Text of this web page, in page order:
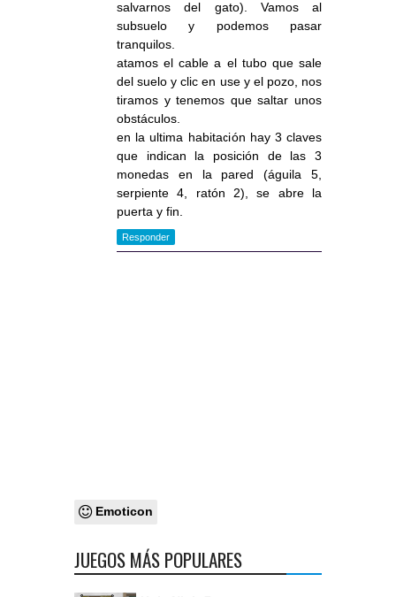
salvarnos del gato). Vamos al
subsuelo y podemos pasar
tranquilos.
atamos el cable a el tubo que sale
del suelo y clic en use y el pozo, nos
tiramos y tenemos que saltar unos
obstáculos.
en la ultima habitación hay 3 claves
que indican la posición de las 3
monedas en la pared (águila 5,
serpiente 4, ratón 2), se abre la
puerta y fin.
Responder
Emoticon
JUEGOS MÁS POPULARES